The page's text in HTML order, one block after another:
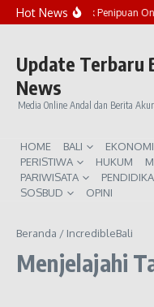
Lewati ke konten
Hot NewsMarak Penipuan
Update Terbaru
News
Media Online Andal dan Berita
HOME BALI EKONOMI
PERISTIWA
HUKUM
PARIWISATA
SOSBUD
OPINI
Beranda / IncredibleBali
Menjelajahi